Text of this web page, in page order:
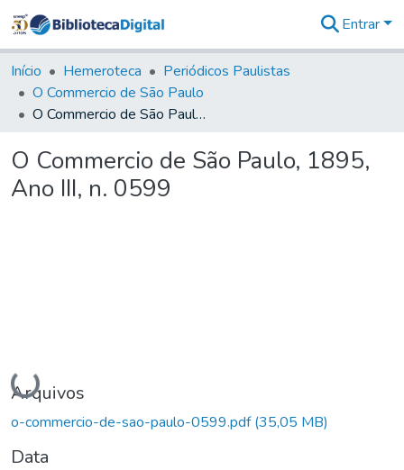
&
Coleções
Tudo na
Biblioteca
Estatísticas
Entrar
Início Hemeroteca
Periódicos Paulistas
O Commercio de São Paulo
O Commercio de São Paulo, 1895, Ano III, n. 0599
O Commercio de São Paulo, 1895,
Ano III, n. 0599
Carregando...
Arquivos
o-commercio-de-sao-paulo-0599.pdf(35,05 MB)
Data